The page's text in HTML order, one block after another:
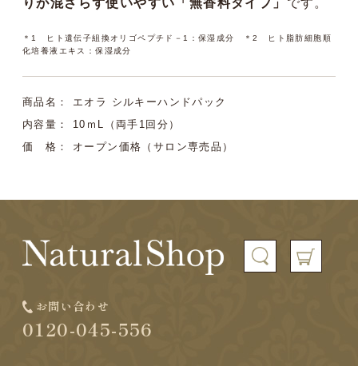
＊1 ヒト遺伝子組換オリゴペプチド－1：保湿成分 ＊2 ヒト脂肪細胞順
化培養液エキス：保湿成分
商品名： エオラ シルキーハンドパック
内容量： 10ｍL（両手1回分）
価 格： オープン価格（サロン専売品）
お問い合わせ
0120-045-556